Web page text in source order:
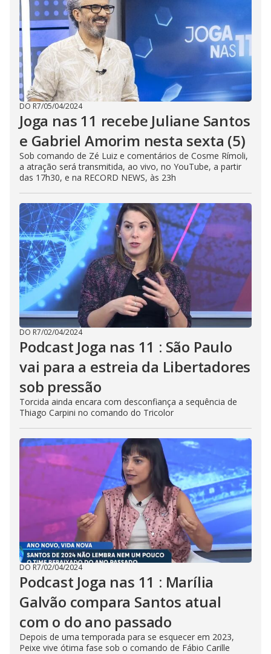
DO R7/05/04/2024
Joga nas 11 recebe Juliane Santos
e Gabriel Amorim nesta sexta (5)
Sob comando de Zé Luiz e comentários de Cosme Rímoli,
a atração será transmitida, ao vivo, no YouTube, a partir
das 17h30, e na RECORD NEWS, às 23h
DO R7/02/04/2024
Podcast Joga nas 11 : São Paulo
vai para a estreia da Libertadores
sob pressão
Torcida ainda encara com desconfiança a sequência de
Thiago Carpini no comando do Tricolor
DO R7/02/04/2024
Podcast Joga nas 11 : Marília
Galvão compara Santos atual
com o do ano passado
Depois de uma temporada para se esquecer em 2023,
Peixe vive ótima fase sob o comando de Fábio Carille